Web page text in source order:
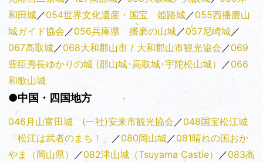
和田城／054世界文化遺産・国宝 姫路城／055西播磨山
城ガイド協会 ／056兵庫県 播磨の山城／057尼崎城／
067高取城／068大和郡山市 / 大和郡山市観光協会 ／069
豊臣秀長ゆかりの城 (郡山城･高取城･宇陀松山城）
／066
和歌山城
●中国・四国地方
046月山富田城 (一社)安来市観光協会 ／048国宝松江城
「松江は武者のまち！」 ／080岡山城／081晴れの国おか
やま（岡山県）
／082津山城（Tsuyama Castle） ／083高